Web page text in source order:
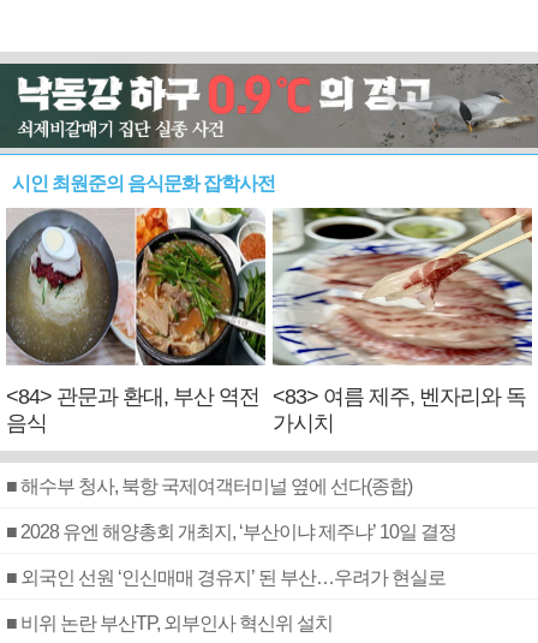
시인 최원준의 음식문화 잡학사전
<84> 관문과 환대, 부산 역전
음식
<83> 여름 제주, 벤자리와 독
가시치
■ 해수부 청사, 북항 국제여객터미널 옆에 선다(종합)
■ 2028 유엔 해양총회 개최지, ‘부산이냐 제주냐’ 10일 결정
■ 외국인 선원 ‘인신매매 경유지’ 된 부산…우려가 현실로
■ 비위 논란 부산TP, 외부인사 혁신위 설치